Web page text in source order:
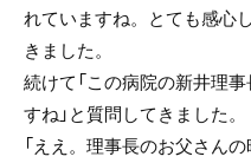
れていますね。とても感心
きました。
続けて「この病院の新井理
すね」と質問してきました。
「ええ。理事長のお父さん